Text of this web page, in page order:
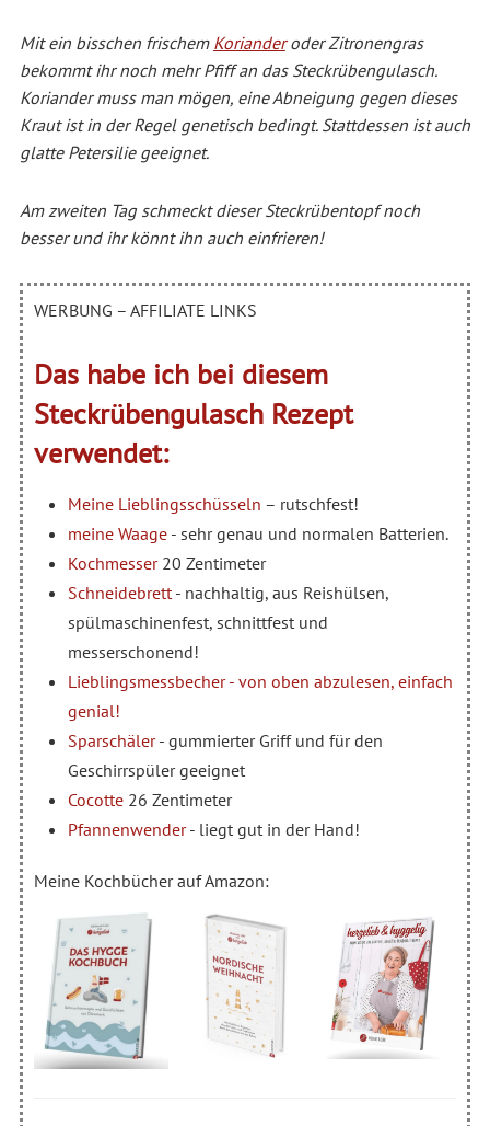
Mit ein bisschen frischem Korianderoder Zitronengras
bekommt ihr noch mehr Pfiff an das Steckrübengulasch.
Koriander muss man mögen, eine Abneigung gegen dieses
Kraut ist in der Regel genetisch bedingt. Stattdessen ist auch
glatte Petersilie geeignet.
Am zweiten Tag schmeckt dieser Steckrübentopf noch
besser und ihr könnt ihn auch einfrieren!
WERBUNG – AFFILIATE LINKS
Das habe ich bei diesem
Steckrübengulasch Rezept
verwendet:
Meine Lieblingsschüsseln – rutschfest!
meine Waage- sehr genau und normalen Batterien.
Kochmesser20 Zentimeter
Schneidebrett- nachhaltig, aus Reishülsen,
spülmaschinenfest, schnittfest und
messerschonend!
Lieblingsmessbecher - von oben abzulesen, einfach
genial!
Sparschäler- gummierter Griff und für den
Geschirrspüler geeignet
Cocotte26 Zentimeter
Pfannenwender- liegt gut in der Hand!
Meine Kochbücher auf Amazon: